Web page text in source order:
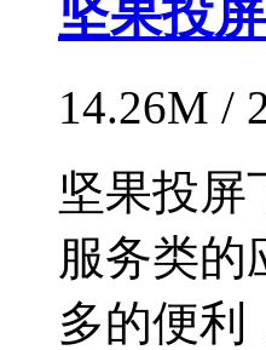
坚果投屏
14.26M /
坚果投屏
服务类的
多的便利